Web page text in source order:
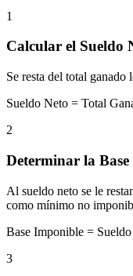
1
Calcular el Sueldo
Se resta del total ganado
Sueldo Neto = Total
2
Determinar la
Al sueldo neto se le
como mínimo no
Base Imponible =
3